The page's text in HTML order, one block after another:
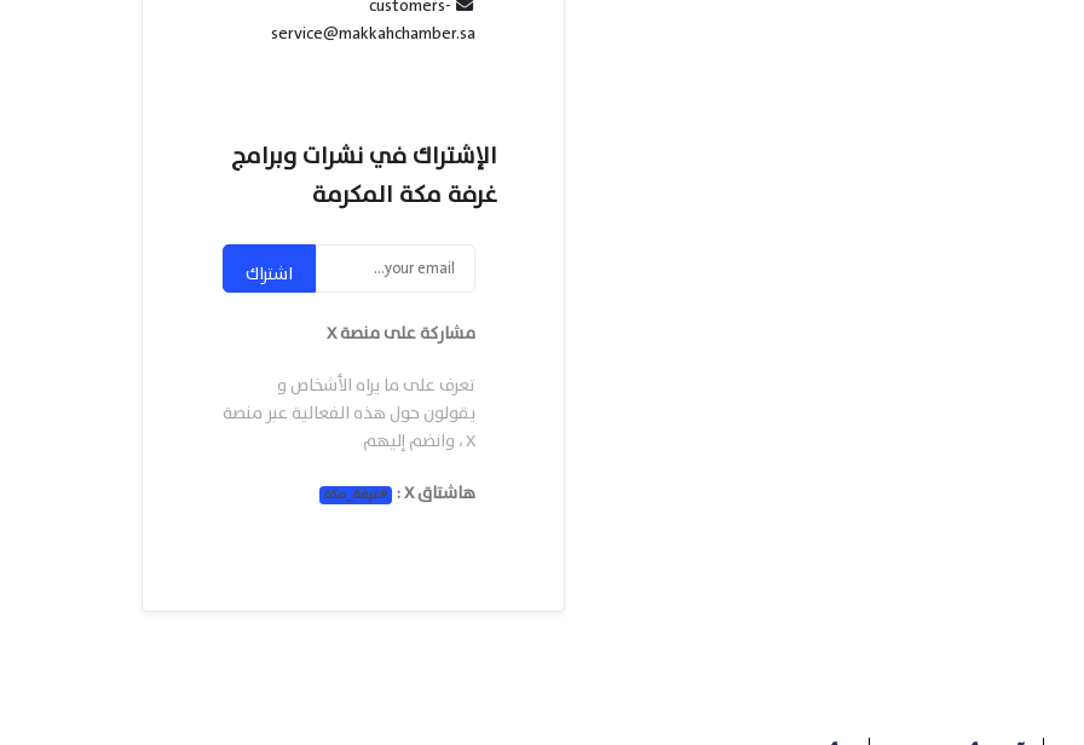
service@makkahchamber.sa
الإشتراك في نشرات وبرامج
غرفة مكة المكرمة
اشتراك
مشاركة على منصة X
تعرف على ما يراه الأشخاص و
يقولون حول هذه الفعالية عبر منصة
X ، وانضم إليهم
هاشتاق X :
#غرفة_مكة